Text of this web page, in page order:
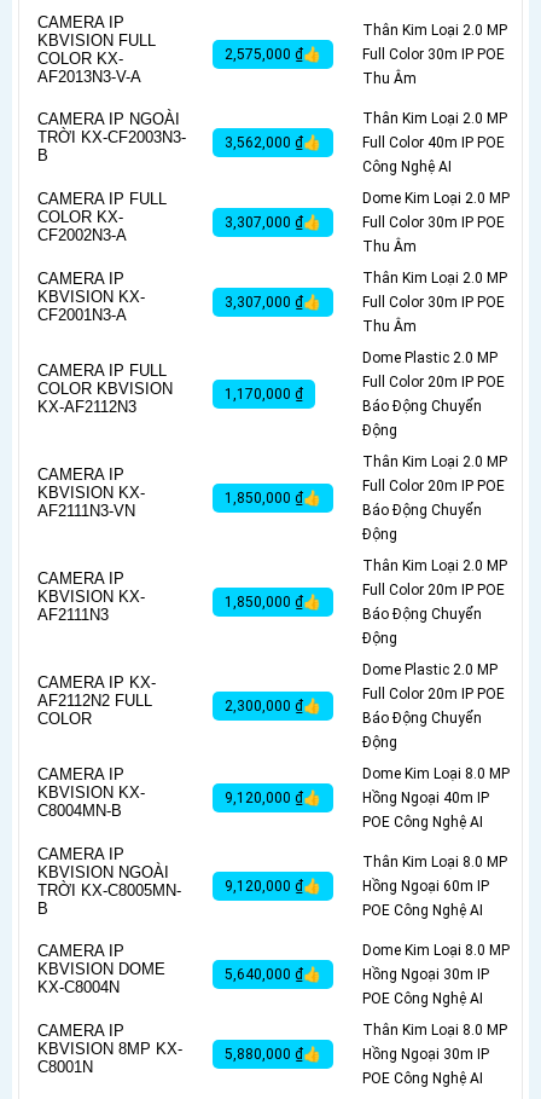
CAMERA IP
KBVISION FULL
COLOR KX-
AF2013N3-V-A
2,575,000 ₫👍
Thân Kim Loại 2.0 MP
Full Color 30m IP POE
Thu Âm
CAMERA IP NGOÀI
TRỜI KX-CF2003N3-
B
3,562,000 ₫👍
Thân Kim Loại 2.0 MP
Full Color 40m IP POE
Công Nghệ AI
CAMERA IP FULL
COLOR KX-
CF2002N3-A
3,307,000 ₫👍
Dome Kim Loại 2.0 MP
Full Color 30m IP POE
Thu Âm
CAMERA IP
KBVISION KX-
CF2001N3-A
3,307,000 ₫👍
Thân Kim Loại 2.0 MP
Full Color 30m IP POE
Thu Âm
CAMERA IP FULL
COLOR KBVISION
KX-AF2112N3
1,170,000 ₫
Dome Plastic 2.0 MP
Full Color 20m IP POE
Báo Động Chuyển
Động
CAMERA IP
KBVISION KX-
AF2111N3-VN
1,850,000 ₫👍
Thân Kim Loại 2.0 MP
Full Color 20m IP POE
Báo Động Chuyển
Động
CAMERA IP
KBVISION KX-
AF2111N3
1,850,000 ₫👍
Thân Kim Loại 2.0 MP
Full Color 20m IP POE
Báo Động Chuyển
Động
CAMERA IP KX-
AF2112N2 FULL
COLOR
2,300,000 ₫👍
Dome Plastic 2.0 MP
Full Color 20m IP POE
Báo Động Chuyển
Động
CAMERA IP
KBVISION KX-
C8004MN-B
9,120,000 ₫👍
Dome Kim Loại 8.0 MP
Hồng Ngoại 40m IP
POE Công Nghệ AI
CAMERA IP
KBVISION NGOÀI
TRỜI KX-C8005MN-
B
9,120,000 ₫👍
Thân Kim Loại 8.0 MP
Hồng Ngoại 60m IP
POE Công Nghệ AI
CAMERA IP
KBVISION DOME
KX-C8004N
5,640,000 ₫👍
Dome Kim Loại 8.0 MP
Hồng Ngoại 30m IP
POE Công Nghệ AI
CAMERA IP
KBVISION 8MP KX-
C8001N
5,880,000 ₫👍
Thân Kim Loại 8.0 MP
Hồng Ngoại 30m IP
POE Công Nghệ AI